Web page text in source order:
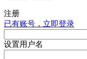
注册
已有账号，立即登录
设置用户名